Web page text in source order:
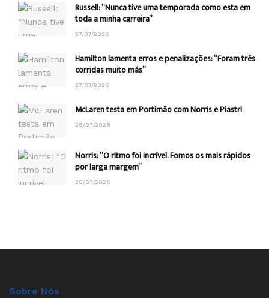
Russell: “Nunca tive uma temporada como esta em
toda a minha carreira”
27/07/2026
Hamilton lamenta erros e penalizações: “Foram três
corridas muito más”
27/07/2026
McLaren testa em Portimão com Norris e Piastri
26/07/2026
Norris: “O ritmo foi incrível. Fomos os mais rápidos
por larga margem”
26/07/2026
Sobre Nós